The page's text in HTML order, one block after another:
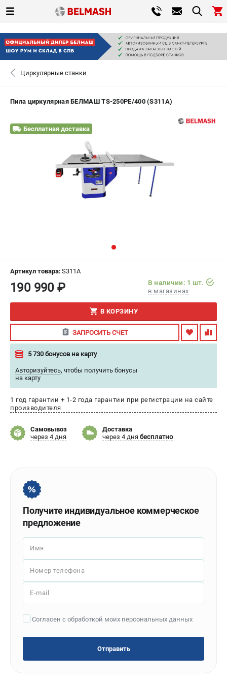
СЕРВИС
КАТАЛОГ
САНКТ-ПЕТЕРБУРГ
0
Сервисный центр
Гарантия
Правила обмена и возврата
ИНФОРМАЦИЯ
Юридическим лицам
Контакты
Способы оплаты
О компании
Бонусная программа
Пользовательское соглашение
СТАНОЧНОЕ ОБОРУДОВАНИЕ
Комбинированные станки
Ленточнопильные станки
Рейсмусы
Сверлильные станки
Фуговальные станки
Циркулярные станки
Пила циркулярная БЕЛМАШ TS-250PE/400 (S311A)
Бесплатная доставка
Артикул товара: S311A
190 990 ₽
В наличии: 1 шт.
в магазинах
В КОРЗИНУ
ЗАПРОСИТЬ СЧЕТ
5 730 бонусов на карту
Авторизуйтесь, чтобы получить бонусы
на карту
1 год гарантии + 1-2 года гарантии при регистрации на сайте
производителя
Самовывоз
через 4 дня
Доставка
через 4 дня бесплатно
Получите индивидуальное коммерческое
предложение
Имя
Номер телефона
E-mail
Согласен с обработкой моих персональных данных
Отправить